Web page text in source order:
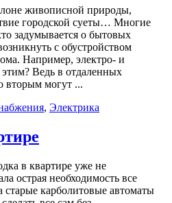
живописной природы,
городской суеты… Многие
задумывается о бытовых
с обустройством
Например, электро- и
Ведь в отдаленных
вторым могут ...
, Электрика
в квартире уже не
острая необходимость все
старые карболитовые автоматы